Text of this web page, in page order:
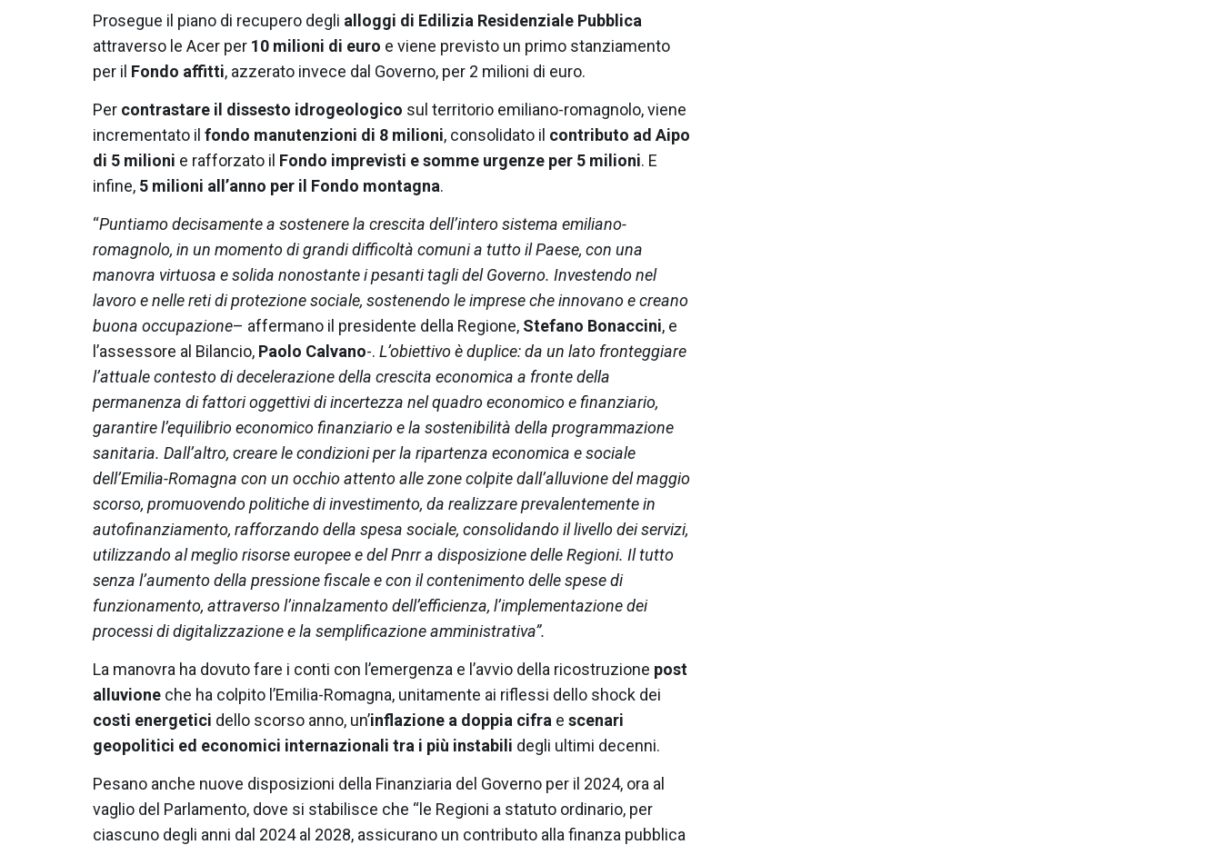
Prosegue il piano di recupero degli alloggi di Edilizia Residenziale Pubblica
attraverso le Acer per 10 milioni di euro e viene previsto un primo stanziamento
per il Fondo affitti, azzerato invece dal Governo, per 2 milioni di euro.
Per contrastare il dissesto idrogeologico sul territorio emiliano-romagnolo, viene
incrementato il fondo manutenzioni di 8 milioni, consolidato il contributo ad Aipo
di 5 milioni e rafforzato il Fondo imprevisti e somme urgenze per 5 milioni. E
infine, 5 milioni all’anno per il Fondo montagna.
“Puntiamo decisamente a sostenere la crescita dell’intero sistema emiliano-
romagnolo, in un momento di grandi difficoltà comuni a tutto il Paese, con una
manovra virtuosa e solida nonostante i pesanti tagli del Governo. Investendo nel
lavoro e nelle reti di protezione sociale, sostenendo le imprese che innovano e creano
buona occupazione– affermano il presidente della Regione, Stefano Bonaccini, e
l’assessore al Bilancio, Paolo Calvano-. L’obiettivo è duplice: da un lato fronteggiare
l’attuale contesto di decelerazione della crescita economica a fronte della
permanenza di fattori oggettivi di incertezza nel quadro economico e finanziario,
garantire l’equilibrio economico finanziario e la sostenibilità della programmazione
sanitaria. Dall’altro, creare le condizioni per la ripartenza economica e sociale
dell’Emilia-Romagna con un occhio attento alle zone colpite dall’alluvione del maggio
scorso, promuovendo politiche di investimento, da realizzare prevalentemente in
autofinanziamento, rafforzando della spesa sociale, consolidando il livello dei servizi,
utilizzando al meglio risorse europee e del Pnrr a disposizione delle Regioni. Il tutto
senza l’aumento della pressione fiscale e con il contenimento delle spese di
funzionamento, attraverso l’innalzamento dell’efficienza, l’implementazione dei
processi di digitalizzazione e la semplificazione amministrativa”.
La manovra ha dovuto fare i conti con l’emergenza e l’avvio della ricostruzione post
alluvione che ha colpito l’Emilia-Romagna, unitamente ai riflessi dello shock dei
costi energetici dello scorso anno, un’inflazione a doppia cifra e scenari
geopolitici ed economici internazionali tra i più instabili degli ultimi decenni.
Pesano anche nuove disposizioni della Finanziaria del Governo per il 2024, ora al
vaglio del Parlamento, dove si stabilisce che “le Regioni a statuto ordinario, per
ciascuno degli anni dal 2024 al 2028, assicurano un contributo alla finanza pubblica